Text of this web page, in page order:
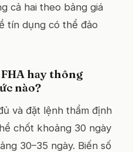
cả hai theo bảng giá
tín dụng có thể đảo
hay thông
nào?
và đặt lệnh thẩm định
chốt khoảng 30 ngày
30–35 ngày. Biến số